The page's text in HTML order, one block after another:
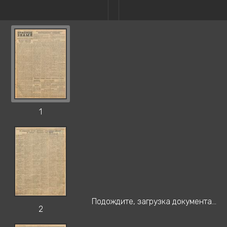
1
2
Подождите, загрузка документа...